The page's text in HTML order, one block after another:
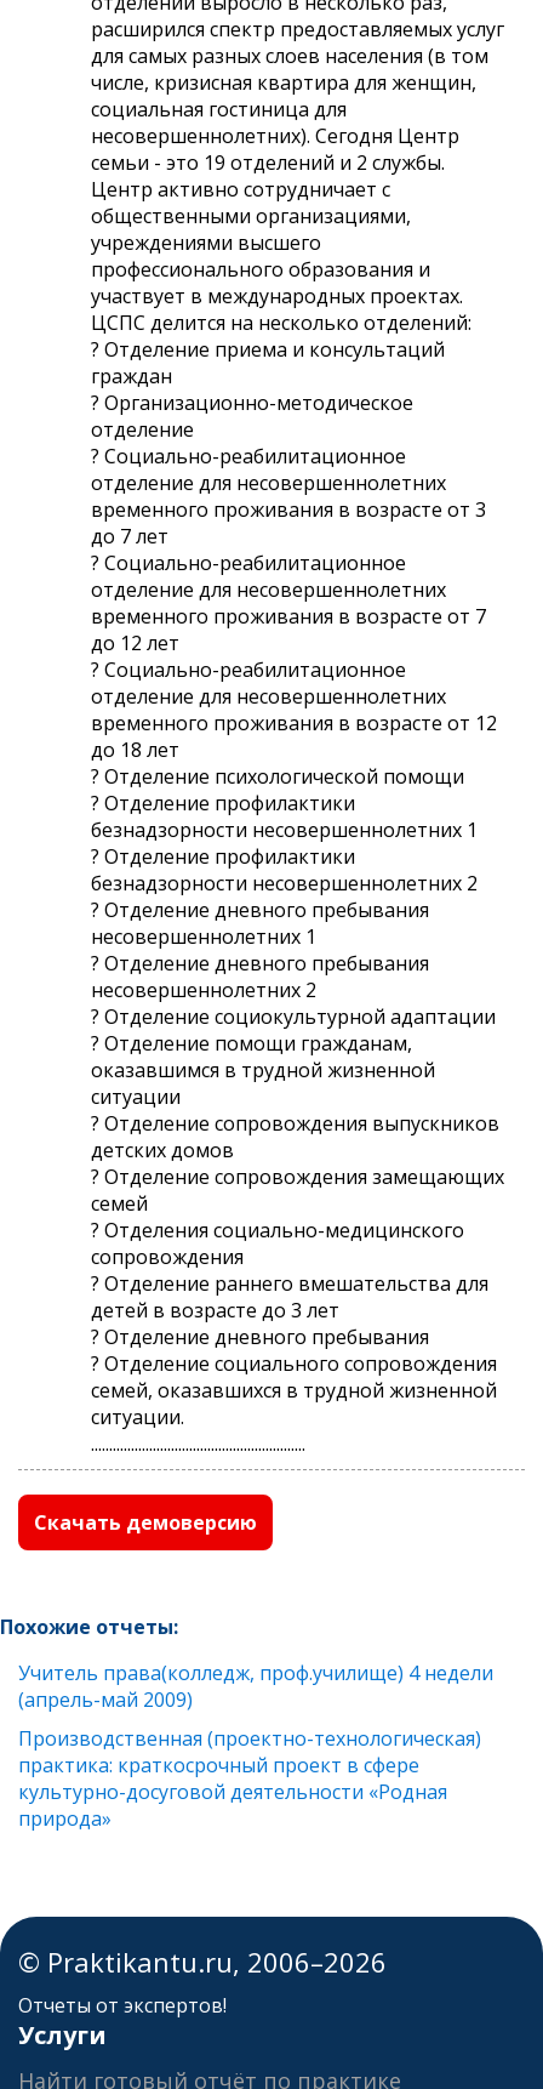
расширился спектр предоставляемых услуг
для самых разных слоев населения (в том
числе, кризисная квартира для женщин,
социальная гостиница для
несовершеннолетних). Сегодня Центр
семьи - это 19 отделений и 2 службы.
Центр активно сотрудничает с
общественными организациями,
учреждениями высшего
профессионального образования и
участвует в международных проектах.
ЦСПС делится на несколько отделений:
? Отделение приема и консультаций
граждан
? Организационно-методическое
отделение
? Социально-реабилитационное
отделение для несовершеннолетних
временного проживания в возрасте от 3
до 7 лет
? Социально-реабилитационное
отделение для несовершеннолетних
временного проживания в возрасте от 7
до 12 лет
? Социально-реабилитационное
отделение для несовершеннолетних
временного проживания в возрасте от 12
до 18 лет
? Отделение психологической помощи
? Отделение профилактики
безнадзорности несовершеннолетних 1
? Отделение профилактики
безнадзорности несовершеннолетних 2
? Отделение дневного пребывания
несовершеннолетних 1
? Отделение дневного пребывания
несовершеннолетних 2
? Отделение социокультурной адаптации
? Отделение помощи гражданам,
оказавшимся в трудной жизненной
ситуации
? Отделение сопровождения выпускников
детских домов
? Отделение сопровождения замещающих
семей
? Отделения социально-медицинского
сопровождения
? Отделение раннего вмешательства для
детей в возрасте до 3 лет
? Отделение дневного пребывания
? Отделение социального сопровождения
семей, оказавшихся в трудной жизненной
ситуации.
...........................................................
Скачать демоверсию
Похожие отчеты:
Учитель права(колледж, проф.училище) 4 недели
(апрель-май 2009)
Производственная (проектно-технологическая)
практика: краткосрочный проект в сфере
культурно-досуговой деятельности «Родная
природа»
© Praktikantu.ru, 2006–2026
Отчеты от экспертов!
Услуги
Найти готовый отчёт по практике